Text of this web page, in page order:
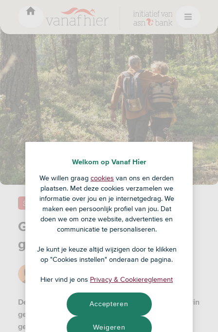
Generatiekloof of
generatiecoalitie?
Samenleving
10 nov '23
De verkiezingen komen eraan. Verkiezingen waarin
generaties tegenover elkaar lijken te staan. De
generatie die ruim woont, versus de generatie die
Welkom op Vanaf Hier
We willen graag cookies van ons en derden
plaatsen. Met deze cookies verzamelen we
informatie over jou en je internetgedrag. We
maken een persoonlijk profiel van jou. Dat
doen we om onze website, advertenties en
communicatie te personaliseren.
Je kunt je keuze altijd wijzigen door te klikken
op "Cookies instellen" onderaan de pagina.
Hier vind je ons Privacy & Cookiereglement
Weigeren
Accepteren